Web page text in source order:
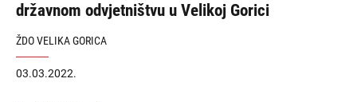
državnom odvjetništvu u Velikoj Gorici
ŽDO VELIKA GORICA
03.03.2022.